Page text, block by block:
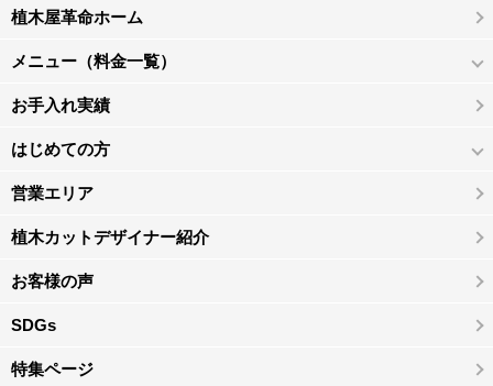
植木屋革命ホーム
メニュー（料金一覧）
お手入れ実績
はじめての方
営業エリア
植木カットデザイナー紹介
お客様の声
SDGs
特集ページ